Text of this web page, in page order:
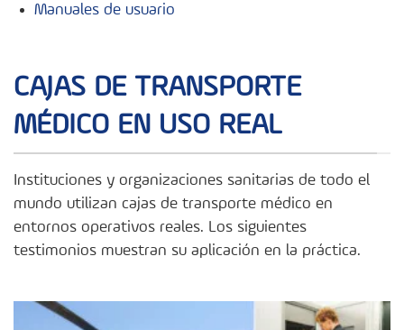
Manuales de usuario
CAJAS DE TRANSPORTE
MÉDICO EN USO REAL
Instituciones y organizaciones sanitarias de todo el
mundo utilizan cajas de transporte médico en
entornos operativos reales. Los siguientes
testimonios muestran su aplicación en la práctica.